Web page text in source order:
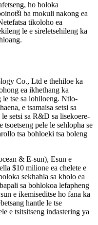
ho boloka
ba mokuli nakong ea
tikoloho ea
le e sireletsehileng ka
Co., Ltd e thehiloe ka
ea ikhethang ka
le tse sa lohiloeng. Ntlo-
e tsamaisa setsi sa
setsi sa R&D sa lisekoere-
pele le sehlopha se
tsa bohloeki tsa boleng
& E-sun), Esun e
$10 milione ea chelete e
sekhahla sa kholo ea
sa bohlokoa lefapheng
e ikemiseditse ho fana ka
hantle le tse
e tsitsitseng indastering ya